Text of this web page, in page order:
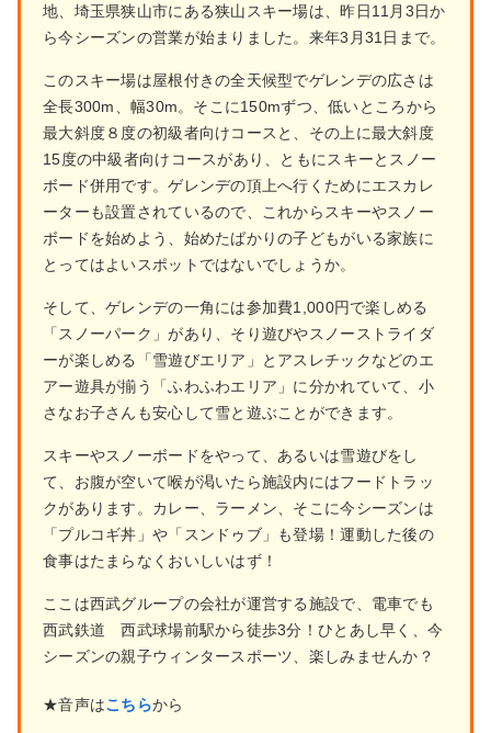
地、埼玉県狭山市にある狭山スキー場は、昨日11月3日か
ら今シーズンの営業が始まりました。来年3月31日まで。
このスキー場は屋根付きの全天候型でゲレンデの広さは
全長300m、幅30m。そこに150mずつ、低いところから
最大斜度８度の初級者向けコースと、その上に最大斜度
15度の中級者向けコースがあり、ともにスキーとスノー
ボード併用です。ゲレンデの頂上へ行くためにエスカレ
ーターも設置されているので、これからスキーやスノー
ボードを始めよう、始めたばかりの子どもがいる家族に
とってはよいスポットではないでしょうか。
そして、ゲレンデの一角には参加費1,000円で楽しめる
「スノーパーク」があり、そり遊びやスノーストライダ
ーが楽しめる「雪遊びエリア」とアスレチックなどのエ
アー遊具が揃う「ふわふわエリア」に分かれていて、小
さなお子さんも安心して雪と遊ぶことができます。
スキーやスノーボードをやって、あるいは雪遊びをし
て、お腹が空いて喉が渇いたら施設内にはフードトラッ
クがあります。カレー、ラーメン、そこに今シーズンは
「プルコギ丼」や「スンドゥブ」も登場！運動した後の
食事はたまらなくおいしいはず！
ここは西武グループの会社が運営する施設で、電車でも
西武鉄道 西武球場前駅から徒歩3分！ひとあし早く、今
シーズンの親子ウィンタースポーツ、楽しみませんか？
★音声はこちらから